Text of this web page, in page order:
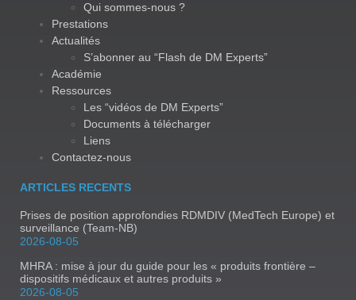
Qui sommes-nous ?
Prestations
Actualités
S’abonner au “Flash de DM Experts”
Académie
Ressources
Les “vidéos de DM Experts”
Documents à télécharger
Liens
Contactez-nous
ARTICLES RECENTS
Prises de position approfondies RDMDIV (MedTech Europe) et
surveillance (Team-NB)
2026-08-05
MHRA : mise à jour du guide pour les « produits frontière –
dispositifs médicaux et autres produits »
2026-08-05